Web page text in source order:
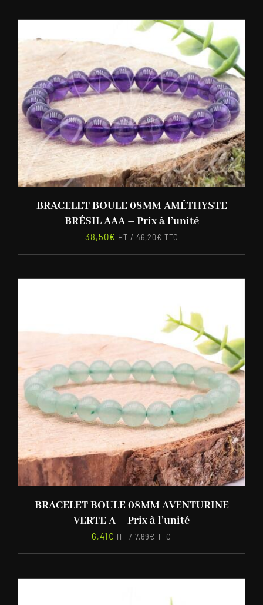
BRACELET BOULE 08MM AMÉTHYSTE
BRÉSIL AAA – Prix à l’unité
38,50€ HT / 46,20€ TTC
BRACELET BOULE 08MM AVENTURINE
VERTE A – Prix à l’unité
6,41€ HT / 7,69€ TTC